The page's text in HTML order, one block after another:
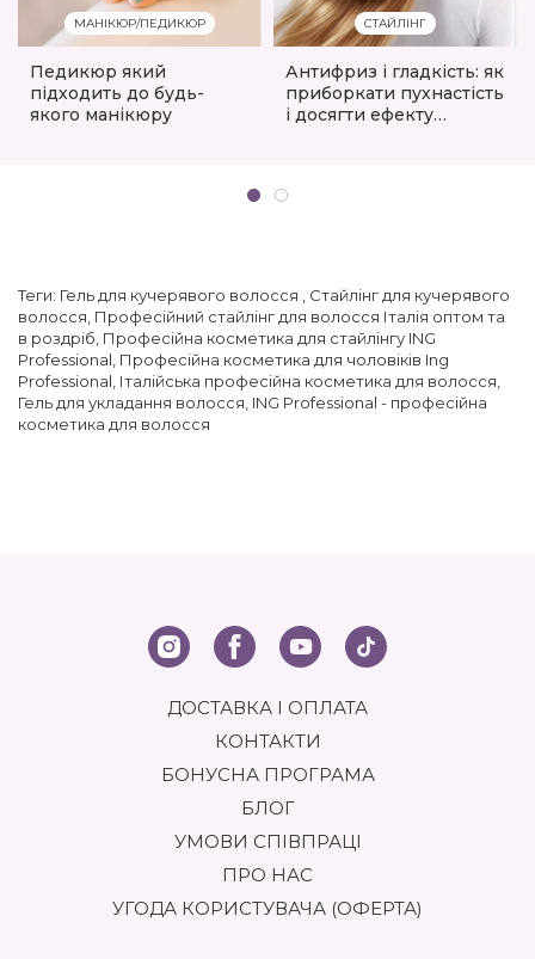
МАНІКЮР/ПЕДИКЮР
Педикюр який
підходить до будь-
якого манікюру
СТАЙЛІНГ
Антифриз і гладкість: як
приборкати пухнастість
і досягти ефекту
Теги: Гель для кучерявого волосся
Стайлінг для кучерявого
волосся Професійний стайлінг для волосся Італія оптом та
в роздріб Професійна косметика для стайлінгу ING
Professional Професійна косметика для чоловіків Ing
Professional Італійська професійна косметика для волосся
Гель для укладання волосся ING Professional - професійна
косметика для волосся
ДОСТАВКА І ОПЛАТА
КОНТАКТИ
БОНУСНА ПРОГРАМА
БЛОГ
УМОВИ СПІВПРАЦІ
ПРО НАС
УГОДА КОРИСТУВАЧА (ОФЕРТА)